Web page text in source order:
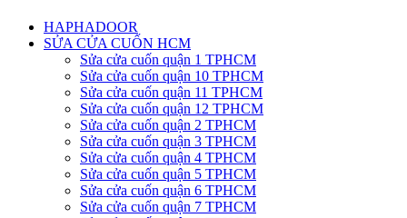
HAPHADOOR
SỬA CỬA CUỐN HCM
Sửa cửa cuốn quận 1 TPHCM
Sửa cửa cuốn quận 10 TPHCM
Sửa cửa cuốn quận 11 TPHCM
Sửa cửa cuốn quận 12 TPHCM
Sửa cửa cuốn quận 2 TPHCM
Sửa cửa cuốn quận 3 TPHCM
Sửa cửa cuốn quận 4 TPHCM
Sửa cửa cuốn quận 5 TPHCM
Sửa cửa cuốn quận 6 TPHCM
Sửa cửa cuốn quận 7 TPHCM